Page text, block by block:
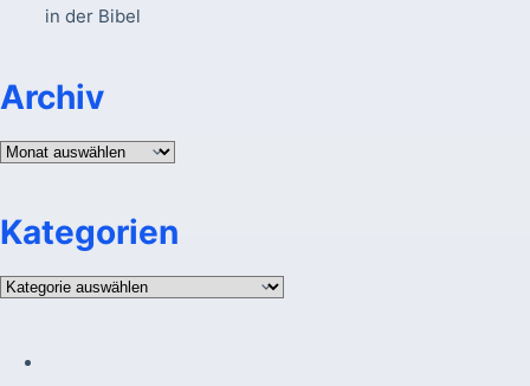
in der Bibel
Archiv
Archiv
Kategorien
Kategorien